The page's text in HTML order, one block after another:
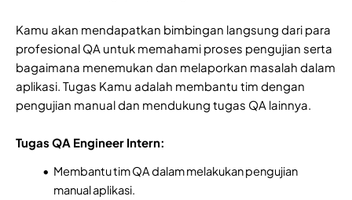
Kamu akan mendapatkan bimbingan langsung dari para
profesional QA untuk memahami proses pengujian serta
bagaimana menemukan dan melaporkan masalah dalam
aplikasi. Tugas Kamu adalah membantu tim dengan
pengujian manual dan mendukung tugas QA lainnya.
Tugas QA Engineer Intern:
Membantu tim QA dalam melakukan pengujian
manual aplikasi.